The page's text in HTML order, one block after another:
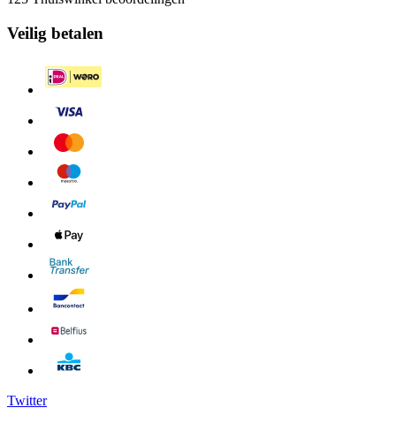
Veilig betalen
Twitter